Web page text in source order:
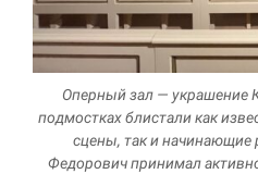
Оперный зал — украшение
подмостках блистали как
сцены, так и начинающие
Федорович принимал